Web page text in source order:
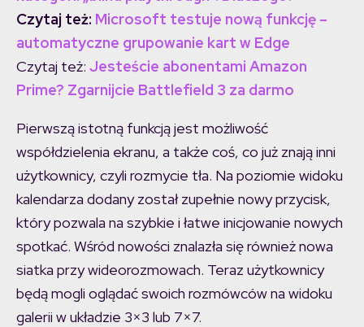
Czytaj też: Microsoft testuje nową funkcję –
automatyczne grupowanie kart w Edge
Czytaj też: Jesteście abonentami Amazon
Prime? Zgarnijcie Battlefield 3 za darmo
Pierwszą istotną funkcją jest możliwość
współdzielenia ekranu, a także coś, co już znają inni
użytkownicy, czyli rozmycie tła. Na poziomie widoku
kalendarza dodany został zupełnie nowy przycisk,
który pozwala na szybkie i łatwe inicjowanie nowych
spotkać. Wśród nowości znalazła się również nowa
siatka przy wideorozmowach. Teraz użytkownicy
będą mogli oglądać swoich rozmówców na widoku
galerii w układzie 3×3 lub 7×7.